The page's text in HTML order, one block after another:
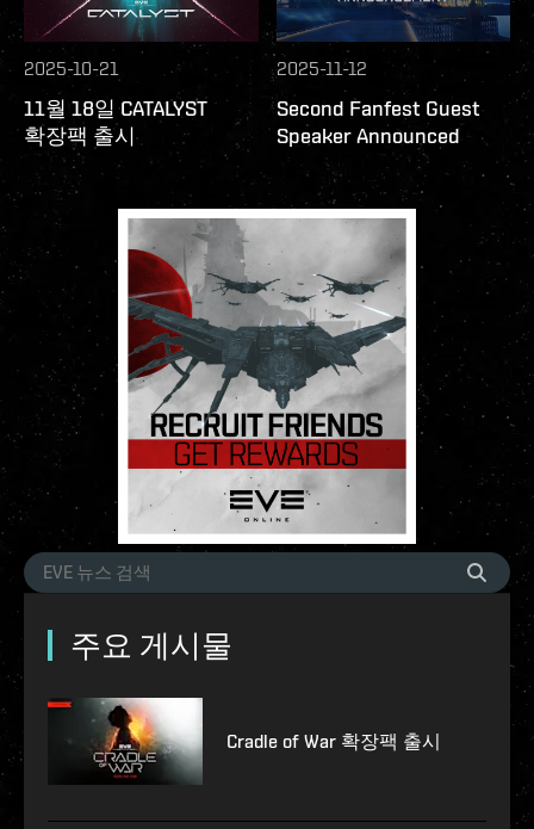
2025-10-21
11월 18일 CATALYST
확장팩 출시
2025-11-12
Second Fanfest Guest
Speaker Announced
주요 게시물
Cradle of War 확장팩 출시